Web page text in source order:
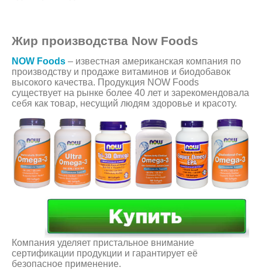
Жир производства Now Foods
NOW Foods – известная американская компания по
производству и продаже витаминов и биодобавок
высокого качества. Продукция NOW Foods
существует на рынке более 40 лет и зарекомендовала
себя как товар, несущий людям здоровье и красоту.
Компания уделяет пристальное внимание
сертификации продукции и гарантирует её
безопасное применение.